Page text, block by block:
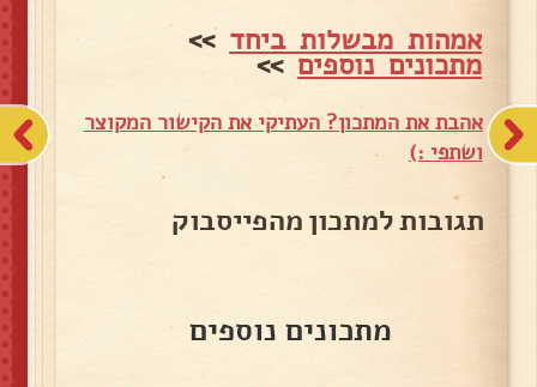
אמהות מבשלות ביחד >>
מתכונים נוספים>>
אהבת את המתכון? העתיקי את הקישור המקוצר
ושתפי :)
תגובות למתכון מהפייסבוק
מתכונים נוספים